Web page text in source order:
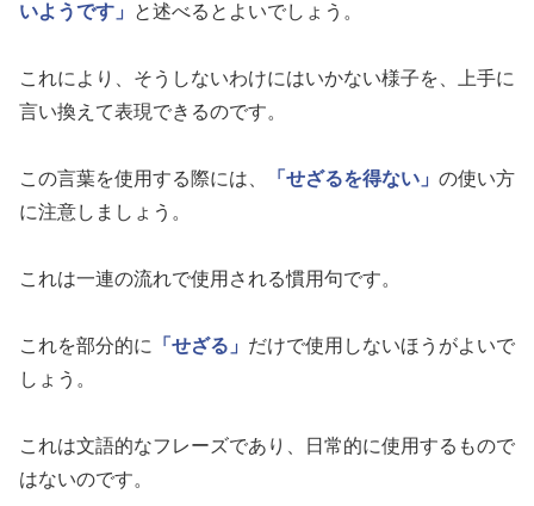
いようです」
と述べるとよいでしょう。
これにより、そうしないわけにはいかない様子を、上手に
言い換えて表現できるのです。
この言葉を使用する際には、 「せざるを得ない」 の使い方
に注意しましょう。
これは一連の流れで使用される慣用句です。
これを部分的に 「せざる」 だけで使用しないほうがよいで
しょう。
これは文語的なフレーズであり、日常的に使用するもので
はないのです。